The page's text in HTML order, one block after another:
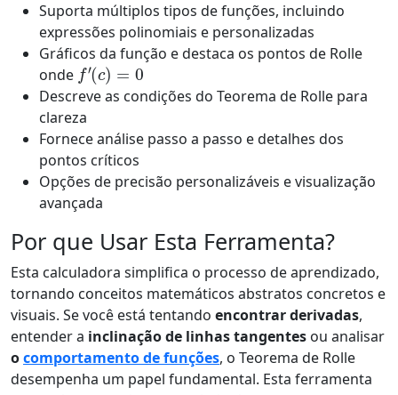
Suporta múltiplos tipos de funções, incluindo
expressões polinomiais e personalizadas
Gráficos da função e destaca os pontos de Rolle
onde
f′(c)= 0
Descreve as condições do Teorema de Rolle para
clareza
Fornece análise passo a passo e detalhes dos
pontos críticos
Opções de precisão personalizáveis e visualização
avançada
Por que Usar Esta Ferramenta?
Esta calculadora simplifica o processo de aprendizado,
tornando conceitos matemáticos abstratos concretos e
visuais. Se você está tentando encontrar derivadas,
entender a inclinação de linhas tangentes ou analisar
ocomportamento de funções, o Teorema de Rolle
desempenha um papel fundamental. Esta ferramenta